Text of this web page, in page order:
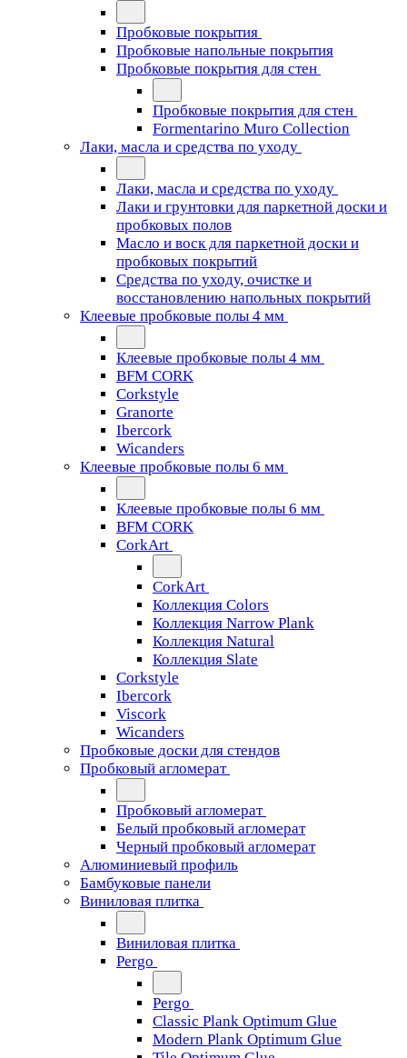
Пробковые покрытия
Пробковые напольные покрытия
Пробковые покрытия для стен
Пробковые покрытия для стен
Formentarino Muro Collection
Лаки, масла и средства по уходу
Лаки, масла и средства по уходу
Лаки и грунтовки для паркетной доски и
пробковых полов
Масло и воск для паркетной доски и
пробковых покрытий
Средства по уходу, очистке и
восстановлению напольных покрытий
Клеевые пробковые полы 4 мм
Клеевые пробковые полы 4 мм
BFM CORK
Corkstyle
Granorte
Ibercork
Wicanders
Клеевые пробковые полы 6 мм
Клеевые пробковые полы 6 мм
BFM CORK
CorkArt
CorkArt
Коллекция Colors
Коллекция Narrow Plank
Коллекция Natural
Коллекция Slate
Corkstyle
Ibercork
Viscork
Wicanders
Пробковые доски для стендов
Пробковый агломерат
Пробковый агломерат
Белый пробковый агломерат
Черный пробковый агломерат
Алюминиевый профиль
Бамбуковые панели
Виниловая плитка
Виниловая плитка
Pergo
Pergo
Classic Plank Optimum Glue
Modern Plank Optimum Glue